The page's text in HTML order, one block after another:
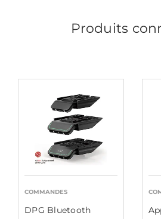
Produits
COMMANDES
DPG Bluetooth